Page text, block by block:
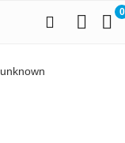
0
‎unknown